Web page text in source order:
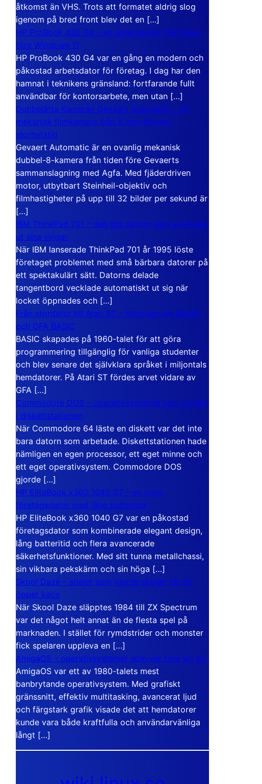
åtkomst än VHS. Trots att formatet aldrig slog
igenom på bred front blev det en […]
HP ProBook 430 G4 – en arbetsdator från tiden
före Windows 11
HP ProBook 430 G4 var en gång en modern och
påkostad arbetsdator för företag. I dag har den
hamnat i teknikens gränsland: fortfarande fullt
användbar för kontorsarbete, men utan […]
Dubbelåtta Kameran Gevaert Automatic – en
mekanisk filmkamera från 8 mm-filmens
storhetstid
Gevaert Automatic är en ovanlig mekanisk
dubbel-8-kamera från tiden före Gevaerts
sammanslagning med Agfa. Med fjäderdriven
motor, utbytbart Steinheil-objektiv och
filmhastigheter på upp till 32 bilder per sekund är
[…]
IBM ThinkPad 701 – den lilla datorn som vecklade
ut sina vingar
När IBM lanserade ThinkPad 701 år 1995 löste
företaget problemet med små bärbara datorer på
ett spektakulärt sätt. Datorns delade
tangentbord vecklade automatiskt ut sig när
locket öppnades och […]
Från stordator till Atari ST – historien om BASIC
och GFA BASIC
BASIC skapades på 1960-talet för att göra
programmering tillgänglig för vanliga studenter
och blev senare det självklara språket i miljontals
hemdatorer. På Atari ST fördes arvet vidare av
GFA […]
Commodore DOS – operativsystemet som bodde
i diskettstationen
När Commodore 64 läste en diskett var det inte
bara datorn som arbetade. Diskettstationen hade
nämligen en egen processor, ett eget minne och
ett eget operativsystem. Commodore DOS
gjorde […]
HP EliteBook x360 1040 G7 – en lyxig
företagsdator med lång batteritid
HP EliteBook x360 1040 G7 var en påkostad
företagsdator som kombinerade elegant design,
lång batteritid och flera avancerade
säkerhetsfunktioner. Med sitt tunna metallchassi,
sin vikbara pekskärm och sin höga […]
Skool Daze – spelet som gjorde skolan till ett
öppet kaos
När Skool Daze släpptes 1984 till ZX Spectrum
var det något helt annat än de flesta spel på
marknaden. I stället för rymdstrider och monster
fick spelaren uppleva en […]
AmigaOS – operativsystemet som var före sin tid
AmigaOS var ett av 1980-talets mest
banbrytande operativsystem. Med grafiskt
gränssnitt, effektiv multitasking, avancerat ljud
och färgstark grafik visade det att hemdatorer
kunde vara både kraftfulla och användarvänliga
långt […]